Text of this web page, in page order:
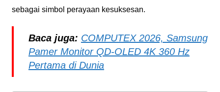
sebagai simbol perayaan kesuksesan.
Baca juga: COMPUTEX 2026, Samsung
Pamer Monitor QD-OLED 4K 360 Hz
Pertama di Dunia